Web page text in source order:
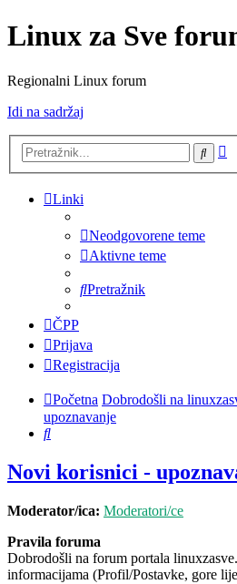
Linux za Sve
Regionalni Linux forum
Idi na sadržaj
Linki
Neodgovorene teme
Aktivne teme
Pretražnik
ČPP
Prijava
Registracija
Početna Dobrodošli na
upoznavanje
Pretražnik
Novi korisnici -
Moderator/ica: Moderatori/ce
Pravila foruma
Dobrodošli na forum portala
informacijama (Profil/Postavke, gore